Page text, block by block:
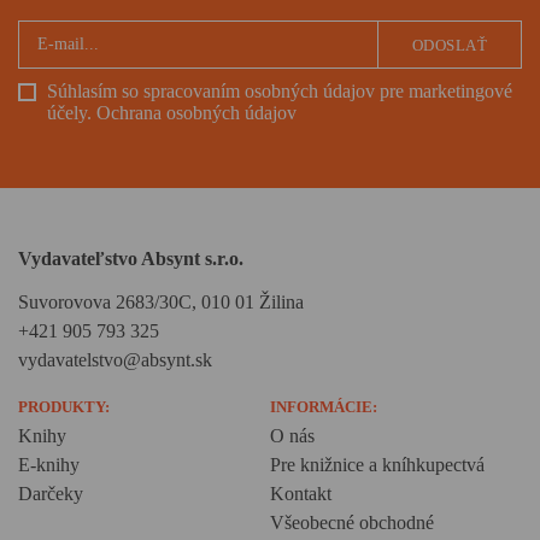
Súhlasím so spracovaním osobných údajov pre marketingové
účely. Ochrana osobných údajov
ODOSLAŤ
Vydavateľstvo Absynt s.r.o.
Suvorovova 2683/30C, 010 01 Žilina
+421 905 793 325
vydavatelstvo@absynt.sk
PRODUKTY:
Knihy
E-knihy
Darčeky
INFORMÁCIE:
O nás
Pre knižnice a kníhkupectvá
Kontakt
Všeobecné obchodné